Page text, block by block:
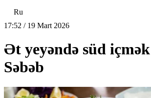
Ru
17:52 / 19 Mart 2026
Ət yeyəndə süd
Səbəb